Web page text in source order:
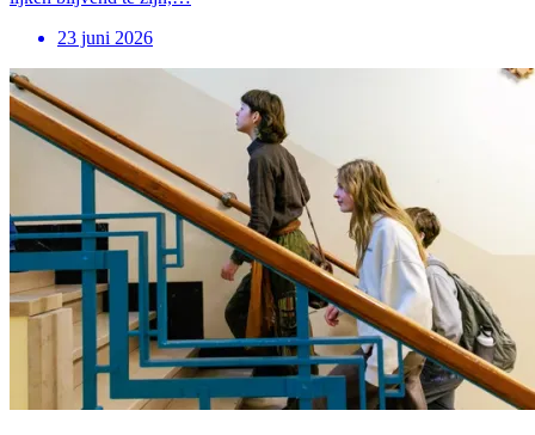
23 juni 2026